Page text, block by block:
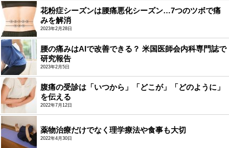
花粉症シーズンは腰痛悪化シーズン…7つのツボで痛
みを解消
2023年2月28日
腰の痛みはAIで改善できる？ 米国医師会内科専門誌で
研究報告
2023年2月5日
腹痛の受診は「いつから」「どこが」「どのように」
を伝える
2022年7月12日
薬物治療だけでなく理学療法や食事も大切
2022年4月30日